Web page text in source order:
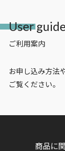
User
ご利用案内
お申し込み方法
ご覧ください。
商品に